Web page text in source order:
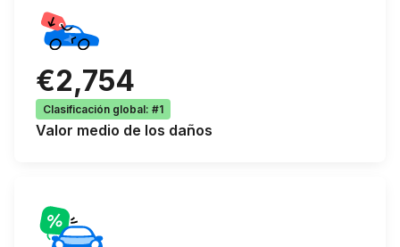
€2,754
Clasificación global: #1
Valor medio de los daños